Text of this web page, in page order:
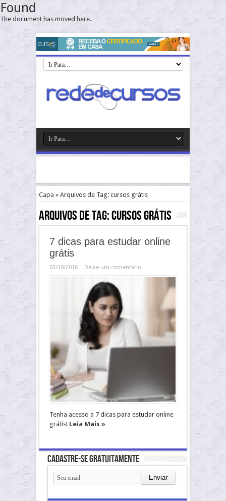
Found
The document has moved here.
Capa » Arquivos de Tag: cursos grátis
Arquivos de Tag:cursos grátis
7 dicas para estudar online
grátis
03/10/2016 Deixe um comentário
Tenha acesso a 7 dicas para estudar online
grátis! Leia Mais »
Cadastre-se gratuitamente